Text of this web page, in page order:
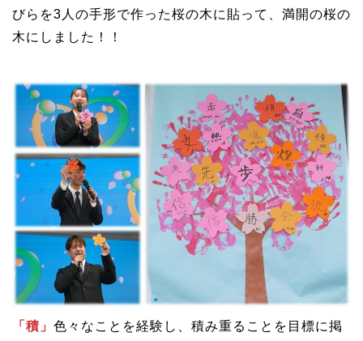
びらを3人の手形で作った桜の木に貼って、満開の桜の
木にしました！！
「積」 色々なことを経験し、積み重ることを目標に掲